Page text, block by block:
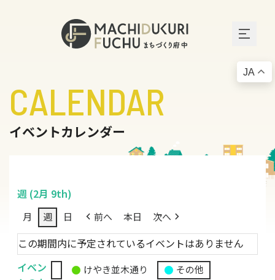
CALENDAR
イベントカレンダー
週 (2月 9th)
月 週 日 前へ 本日 次へ
この期間内に予定されているイベントはありません
イベン
無
けやき並木通り
その他
JA